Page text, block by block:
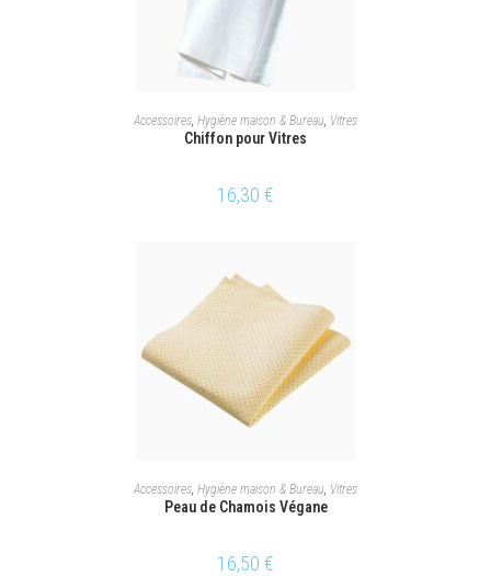
AJOUTER AU PANIER
Accessoires, Hygiène maison & Bureau, Vitres
Chiffon pour Vitres
16,30 €
AJOUTER AU PANIER
Accessoires Hygiène maison & Bureau Vitres
Peau de Chamois Végane
16,50 €